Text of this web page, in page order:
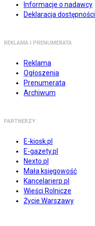
Informacje o nadawcy
Deklaracja dostępności
REKLAMA I PRENUMERATA
Reklama
Ogłoszenia
Prenumerata
Archiwum
PARTNERZY
E-kiosk.pl
E-gazety.pl
Nexto.pl
Mała księgowość
Kancelarierp.pl
Wieści Rolnicze
Życie Warszawy